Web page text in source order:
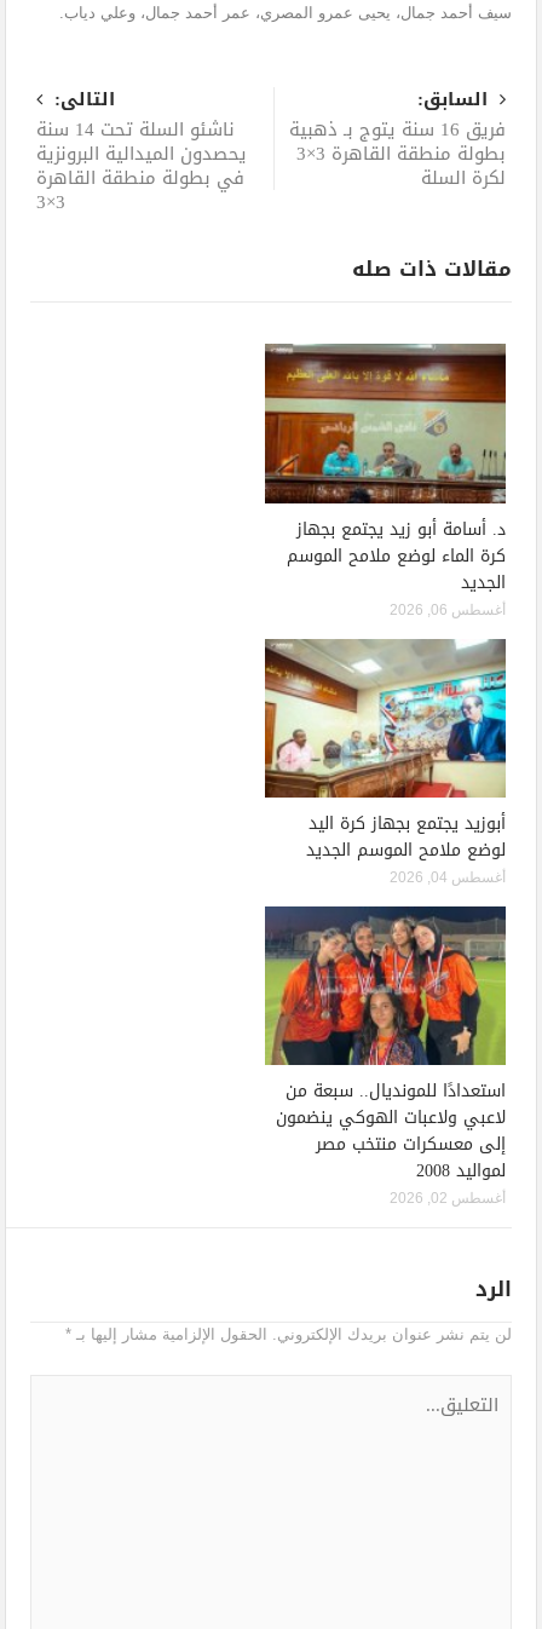
سيف أحمد جمال، يحيى عمرو المصري، عمر أحمد جمال، وعلي دياب.
السابق:
فريق 16 سنة يتوج بـ ذهبية
بطولة منطقة القاهرة 3×3
لكرة السلة
التالى:
ناشئو السلة تحت 14 سنة
يحصدون الميدالية البرونزية
في بطولة منطقة القاهرة
3×3
مقالات ذات صله
د. أسامة أبو زيد يجتمع بجهاز
كرة الماء لوضع ملامح الموسم
الجديد
أغسطس 06, 2026
أبوزيد يجتمع بجهاز كرة اليد
لوضع ملامح الموسم الجديد
أغسطس 04, 2026
استعدادًا للمونديال.. سبعة من
لاعبي ولاعبات الهوكي ينضمون
إلى معسكرات منتخب مصر
لمواليد 2008
أغسطس 02, 2026
الرد
لن يتم نشر عنوان بريدك الإلكتروني. الحقول الإلزامية مشار إليها بـ*